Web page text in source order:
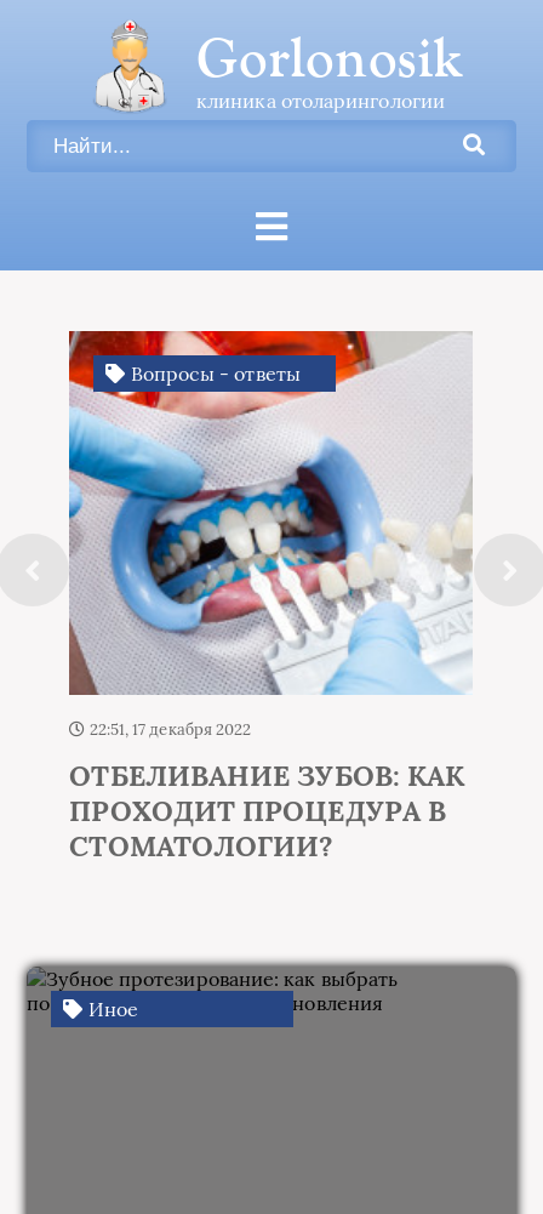
Gorlonosik
клиника отоларингологии
Иное
22:25, 16 октября 2024
Что будет с человеком, если
он выпьет йод
Иное